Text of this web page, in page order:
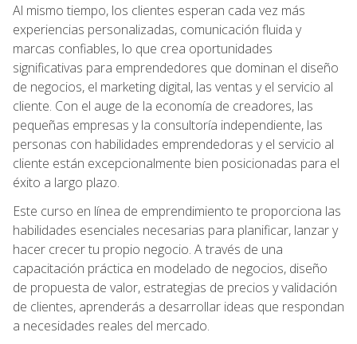
Al mismo tiempo, los clientes esperan cada vez más
experiencias personalizadas, comunicación fluida y
marcas confiables, lo que crea oportunidades
significativas para emprendedores que dominan el diseño
de negocios, el marketing digital, las ventas y el servicio al
cliente. Con el auge de la economía de creadores, las
pequeñas empresas y la consultoría independiente, las
personas con habilidades emprendedoras y el servicio al
cliente están excepcionalmente bien posicionadas para el
éxito a largo plazo.
Este curso en línea de emprendimiento te proporciona las
habilidades esenciales necesarias para planificar, lanzar y
hacer crecer tu propio negocio. A través de una
capacitación práctica en modelado de negocios, diseño
de propuesta de valor, estrategias de precios y validación
de clientes, aprenderás a desarrollar ideas que respondan
a necesidades reales del mercado.